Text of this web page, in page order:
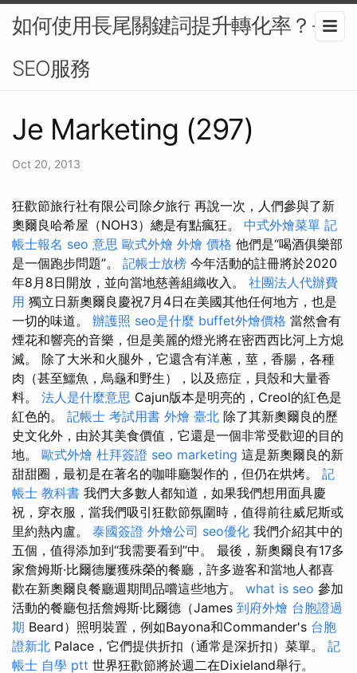
如何使用長尾關鍵詞提升轉化率？-
SEO服務
Je Marketing (297)
Oct 20, 2013
狂歡節旅行社有限公司除夕旅行 再說一次，人們參與了新
奧爾良哈希屋（NOH3）總是有點瘋狂。 中式外燴菜單 記
帳士報名 seo 意思 歐式外燴 外燴 價格 他們是“喝酒俱樂部
是一個跑步問題”。 記帳士放榜 今年活動的註冊將於2020
年8月8日開放，並向當地慈善組織收入。 社團法人代辦費
用 獨立日新奧爾良慶祝7月4日在美國其他任何地方，也是
一切的味道。 辦護照 seo是什麼 buffet外燴價格 當然會有
煙花和響亮的音樂，但是美麗的燈光將在密西西比河上方熄
滅。 除了大米和火腿外，它還含有洋蔥，莖，香腸，各種
肉（甚至鱷魚，烏龜和野生），以及癌症，貝殼和大量香
料。 法人是什麼意思 Cajun版本是明亮的，Creol的紅色是
紅色的。 記帳士 考試用書 外燴 臺北 除了其新奧爾良的歷
史文化外，由於其美食價值，它還是一個非常受歡迎的目的
地。 歐式外燴 杜拜簽證 seo marketing 這是新奧爾良的新
甜甜圈，最初是在著名的咖啡廳製作的，但仍在烘烤。 記
帳士 教科書 我們大多數人都知道，如果我們想用面具慶
祝，穿衣服，當我們吸引狂歡節氛圍時，值得前往威尼斯或
里約熱內盧。 泰國簽證 外燴公司 seo優化 我們介紹其中的
五個，值得添加到“我需要看到”中。 最後，新奧爾良有17多
家詹姆斯·比爾德屢獲殊榮的餐廳，許多遊客和當地人都喜
歡在新奧爾良餐廳週期間品嚐這些地方。 what is seo 參加
活動的餐廳包括詹姆斯·比爾德（James 到府外燴 台胞證過
期 Beard）照明裝置，例如Bayona和Commander's 台胞
證新北 Palace，它們提供折扣（通常是深折扣）菜單。 記
帳士 自學 ptt 世界狂歡節將於週二在Dixieland舉行。